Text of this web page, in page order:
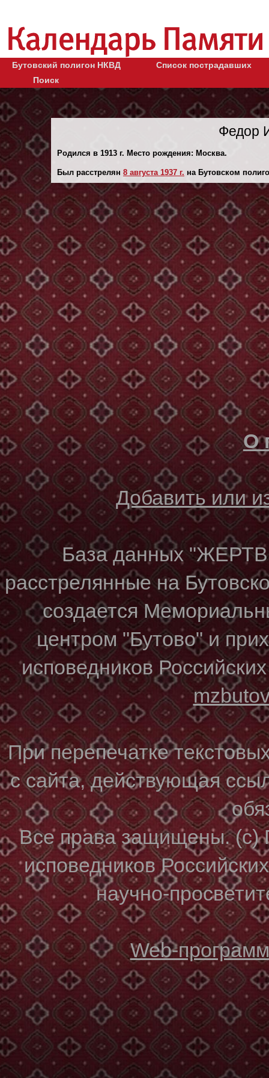
Бутовский полигон НКВД
Список пострадавших
Поиск
Федор
Родился в 1913 г. Место рождения: Москва.
Был расстрелян 8 августа 1937 г. на Бутовском
О
Добавить или
База данных
расстрелянные на
создается
центром "Бутово" и
исповедников
При перепечатке
с сайта, действующая
Все права защищены. (с)
исповедников
научно-
Web-